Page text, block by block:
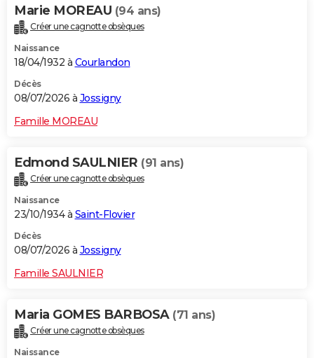
Marie MOREAU (94 ans)
Créer une cagnotte obsèques
Naissance
18/04/1932 à Courlandon
Décès
08/07/2026 à Jossigny
Famille MOREAU
Edmond SAULNIER (91 ans)
Créer une cagnotte obsèques
Naissance
23/10/1934 à Saint-Flovier
Décès
08/07/2026 à Jossigny
Famille SAULNIER
Maria GOMES BARBOSA (71 ans)
Créer une cagnotte obsèques
Naissance